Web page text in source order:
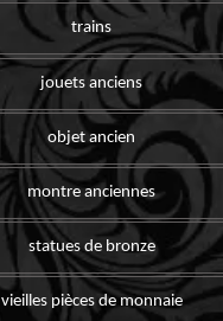
trains
jouets anciens
objet ancien
montre anciennes
statues de bronze
vieilles pièces de monnaie